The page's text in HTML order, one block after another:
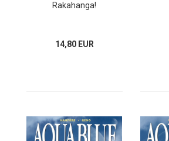
Rakahanga!
14,80 EUR